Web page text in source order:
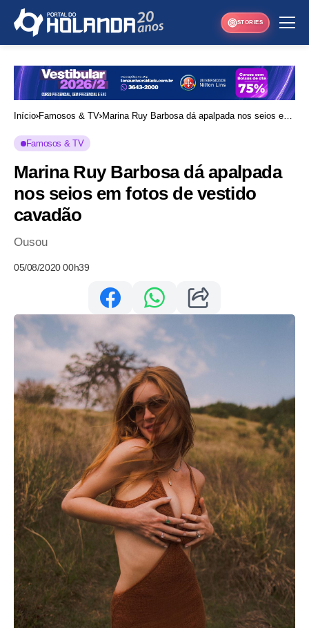
STORIES
Início Famosos & TV Marina Ruy Barbosa dá apalpada nos seios em
Famosos & TV
Marina Ruy Barbosa dá apalpada
nos seios em fotos de vestido
cavadão
Ousou
05/08/2020 00h39